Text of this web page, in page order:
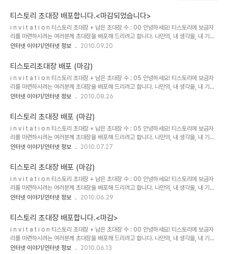
로그를 사용해보..
시는 분은 댓글에 E-mail 주소와 운영중인 블로그주소 및 사연을 남
겨주시면 선정하여초대장을 보내드립니다. 남겨주실 때에는 꼭 비밀
댓글로 남겨주세요! (선착순 아닙니다) 초대장을 보내드리고 바로 개
설하시지 않으신 분들은 초대장을 회수할 수도 있으니 바로 개설해주
세요! Yes 이런 분들께 드립니다! 1. 다른 블로그를 사용해보셨던 분
신 분! No 이런 분들께 드리지 ..
티스토리 초대장 배포합니다.<마감되었습니다>
i n v i t a t i o n 티스토리 초대장 + 남은 초대장 수 : 00 안녕하세요! 티스토리에 보금자
리를 마련하시려는 여러분께 초대장을 배포해 드리려고 합니다. 나만의, 내 생각을, 내 기억
을 담는 소중한 블로그를 만들고 싶다면 티스토리로 시작해보세요! 티스토리 블로그는 초대
필요한 이유를 남겨주시면 다섯분만 선정하여 초대장을 보내드립니다. 남겨주실 때에는 꼭
비밀댓글로 남겨주세요! 초대장을 보내드리고 바로 개설하시지 않으신 분들은 초대장을 회
수할 수도 있으니 바로 개설해주세요! Yes 이런 분들께 드립니다! 1. 다른 블로그를 사용해
보셨던 분 2. 이메일 주소가 정상적인 분 3. 블로그를 시작하려는 이유를..
인터넷 이야기/인터넷 정보 2010.09.20
티스토리초대장 배포 (마감)
i n v i t a t i o n 티스토리 초대장 + 남은 초대장 수 : 05 안녕하세요! 티스토리에 보금자
리를 마련하시려는 여러분께 초대장을 배포해 드리려고 합니다. 나만의, 내 생각을, 내 기억
을 담는 소중한 블로그를 만들고 싶다면 티스토리로 시작해보세요! 티스토리 블로그는 초대
을 보내드립니다. 남겨주실 때에는 꼭 비밀댓글로 남겨주세요! 초대장을 보내드리고 바로 개
설하시지 않으신 분들은 초대장을 회수할 수도 있으니 바로 개설해주세요! Yes 이런 분들께
드립니다! 1. 다른 블로그를 사용해보셨던 분 2. 이메일 주소가 정상적인 분 3. 블로그를 시
작하려는 이유를 남겨주신 분! No 이런 분들께 드리지 않아요! ..
인터넷 이야기/인터넷 정보 2010.08.26
티스토리 초대장 배포 (마감)
i n v i t a t i o n 티스토리 초대장 + 남은 초대장 수 : 05 안녕하세요! 티스토리에 보금자
리를 마련하시려는 여러분께 초대장을 배포해 드리려고 합니다. 나만의, 내 생각을, 내 기억
을 담는 소중한 블로그를 만들고 싶다면 티스토리로 시작해보세요! 티스토리 블로그는 초대
소와 함께 남겨주시면 초대장을 보내드립니다. 남겨주실 때에는 꼭 비밀댓글로 남겨주세요!
초대장을 보내드리고 바로 개설하시지 않으신 분들은 초대장을 회수할 수도 있으니 바로 개
설해주세요! 선착순 배포가 아닙니다. 댓글 접수후 5분 선별하여 보내드립니다. Yes 이런
분들께 드립니다! 1. 다른 블로그를 사용해보셨던 분 2. 이메일 주소가..
인터넷 이야기/인터넷 정보 2010.07.27
티스토리 초대장 배포 (마감)
i n v i t a t i o n 티스토리 초대장 + 남은 초대장 수 : 00 안녕하세요! 티스토리에 보금자
리를 마련하시려는 여러분께 초대장을 배포해 드리려고 합니다. 나만의, 내 생각을, 내 기억
을 담는 소중한 블로그를 만들고 싶다면 티스토리로 시작해보세요! 티스토리 블로그는 초대
을 보내드립니다. 남겨주실 때에는 꼭 비밀댓글로 남겨주세요! 초대장을 보내드리고 바로 개
설하시지 않으신 분들은 초대장을 회수할 수도 있으니 바로 개설해주세요! Yes 이런 분들께
드립니다! 1. 다른 블로그를 사용해보셨던 분 2. 이메일 주소가 정상적인 분 3. 블로그를 시
작하려는 이유를 남겨주신 분! No 이런 분들께 드리지 않아요! ..
인터넷 이야기/인터넷 정보 2010.06.29
티스토리 초대장 배포합니다.<마감>
i n v i t a t i o n 티스토리 초대장 + 남은 초대장 수 : 00 안녕하세요! 티스토리에 보금자
리를 마련하시려는 여러분께 초대장을 배포해 드리려고 합니다. 나만의, 내 생각을, 내 기억
을 담는 소중한 블로그를 만들고 싶다면 티스토리로 시작해보세요! 티스토리 블로그는 초대
인터넷 이야기/인터넷 정보 2010.06.13